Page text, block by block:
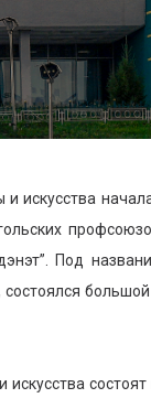
Под
состоят